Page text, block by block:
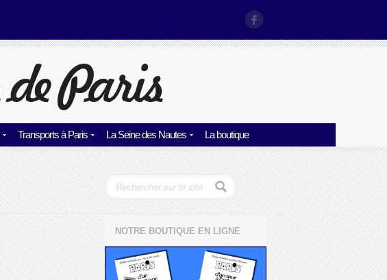
Transports à Paris La Seine des Nautes La boutique
NOTRE BOUTIQUE EN LIGNE